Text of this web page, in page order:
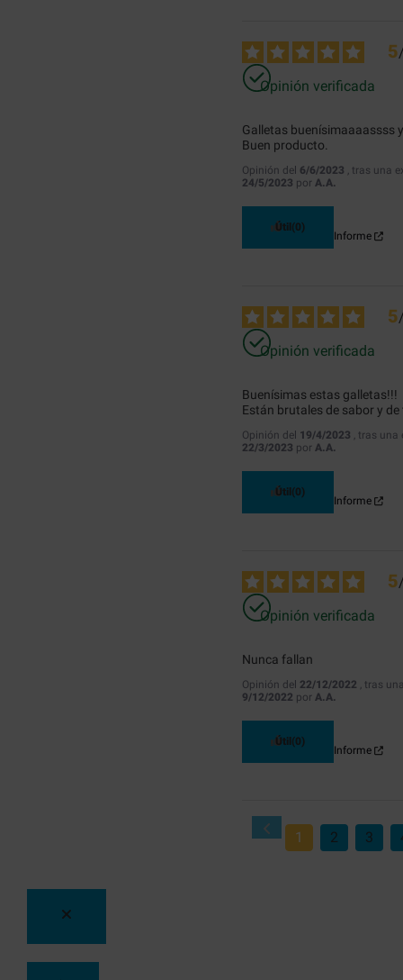
5
Opinión verificada
Galletas buenísimaaaassss
Buen producto.
Opinión del 6/6/2023 , tras una
24/5/2023 por A.A.
Útil(0)
Informe
5
Opinión verificada
Buenísimas estas galletas!!!
Están brutales de sabor y
Opinión del 19/4/2023 , tras una
22/3/2023 por A.A.
Útil(0)
Informe
5
Opinión verificada
Nunca fallan
Opinión del 22/12/2022 , tras
9/12/2022 por A.A.
Útil(0)
Informe
1 2 3